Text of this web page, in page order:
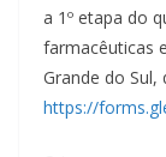
a 1º etapa do
farmacêuticas
Grande do Sul,
https://